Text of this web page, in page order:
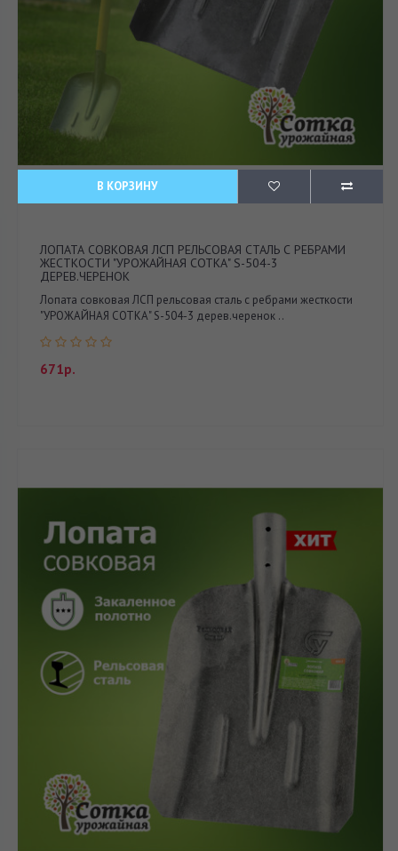
В КОРЗИНУ
ЛОПАТА СОВКОВАЯ ЛСП РЕЛЬСОВАЯ СТАЛЬ С РЕБРАМИ
ЖЕСТКОСТИ "УРОЖАЙНАЯ СОТКА" S-504-3
ДЕРЕВ.ЧЕРЕНОК
Лопата совковая ЛСП рельсовая сталь с ребрами жесткости
"УРОЖАЙНАЯ СОТКА" S-504-3 дерев.черенок ..
671р.